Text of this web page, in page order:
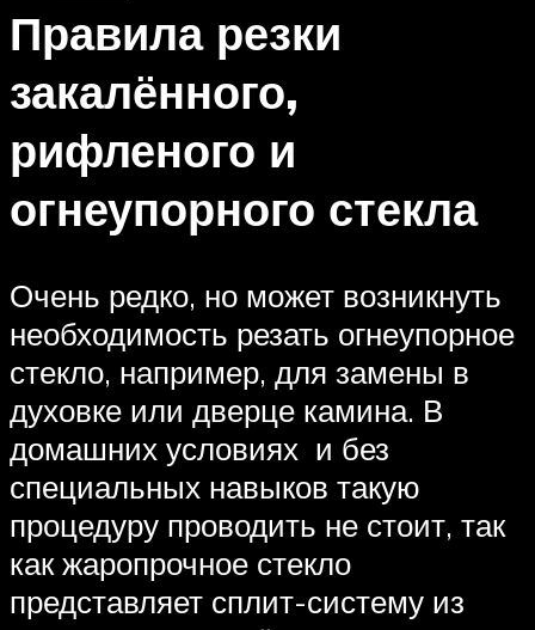
Правила резки
закалённого,
рифленого и
огнеупорного стекла
Очень редко, но может возникнуть
необходимость резать огнеупорное
стекло, например, для замены в
духовке или дверце камина. В
домашних условиях и без
специальных навыков такую
процедуру проводить не стоит, так
как жаропрочное стекло
представляет сплит-систему из